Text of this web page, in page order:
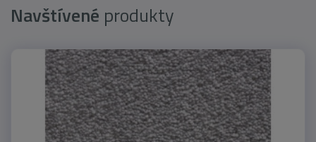
Navštívené produkty